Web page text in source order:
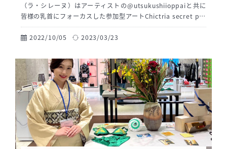
（ラ・シレーヌ）はアーティストの@utsukushiioppaiと共に
皆様の乳首にフォーカスした参加型アートChictria secret pro
ject(チクトリアシークレットプロジェクト)をスタート！現在、
参加者を募集すると共にアートとして販売し売り上げの一部を
2022/10/05 2023/03/23